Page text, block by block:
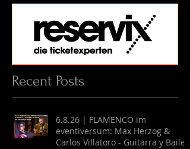
Recent Posts
6.8.26 | FLAMENCO im
eventiversum: Max Herzog &
Carlos Villatoro - Guitarra y Baile